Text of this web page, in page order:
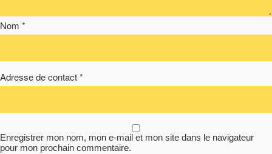
Nom *
Adresse de contact *
Enregistrer mon nom, mon e-mail et mon site dans le navigateur
pour mon prochain commentaire.